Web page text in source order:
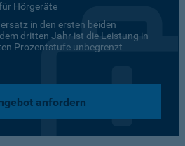
Hörgeräte
in den ersten beiden
dritten Jahr ist die Leistung in
Prozentstufe unbegrenzt
anfordern